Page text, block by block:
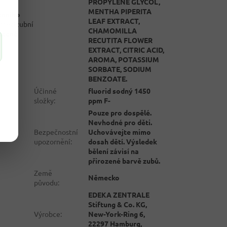
mezizubní
MENTHA PIPERITA
LEAF EXTRACT,
CHAMOMILLA
RECUTITA FLOWER
EXTRACT, CITRIC ACID,
AROMA, POTASSIUM
SORBATE, SODIUM
BENZOATE.
Účinné
složky:
fluorid sodný 1450
ppm F-
Bezpečnostní
upozornění:
Pouze pro dospělé.
Nevhodné pro děti.
Uchovávejte mimo
dosah dětí. Výsledek
bělení závisí na
přirozené barvě zubů.
Země
původu:
Německo
Výrobce:
EDEKA ZENTRALE
Stiftung & Co. KG,
New-York-Ring 6,
22297 Hamburg,